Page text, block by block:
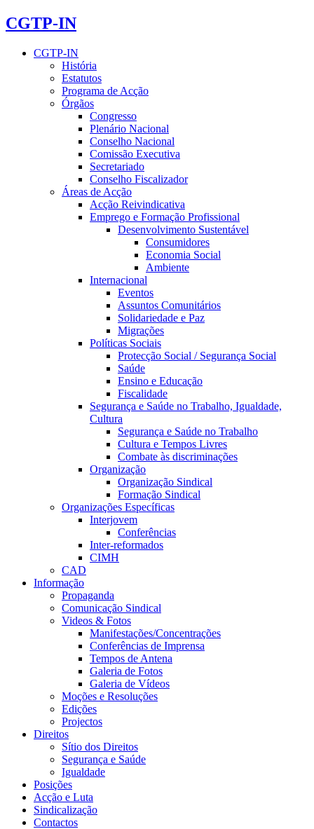
CGTP-IN
CGTP-IN
História
Estatutos
Programa de Acção
Órgãos
Congresso
Plenário Nacional
Conselho Nacional
Comissão Executiva
Secretariado
Conselho Fiscalizador
Áreas de Acção
Acção Reivindicativa
Emprego e Formação Profissional
Desenvolvimento Sustentável
Consumidores
Economia Social
Ambiente
Internacional
Eventos
Assuntos Comunitários
Solidariedade e Paz
Migrações
Políticas Sociais
Protecção Social / Segurança Social
Saúde
Ensino e Educação
Fiscalidade
Segurança e Saúde no Trabalho, Igualdade,
Cultura
Segurança e Saúde no Trabalho
Cultura e Tempos Livres
Combate às discriminações
Organização
Organização Sindical
Formação Sindical
Organizações Específicas
Interjovem
Conferências
Inter-reformados
CIMH
CAD
Informação
Propaganda
Comunicação Sindical
Videos & Fotos
Manifestações/Concentrações
Conferências de Imprensa
Tempos de Antena
Galeria de Fotos
Galeria de Vídeos
Moções e Resoluções
Edições
Projectos
Direitos
Sítio dos Direitos
Segurança e Saúde
Igualdade
Posições
Acção e Luta
Sindicalização
Contactos